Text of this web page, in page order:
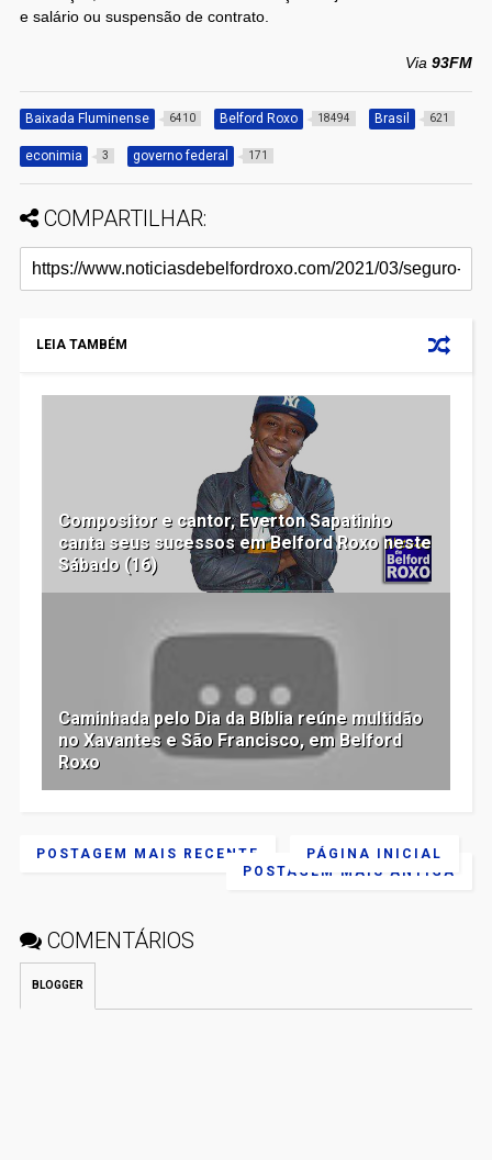
e salário ou suspensão de contrato.
Via93FM
Baixada Fluminense 6410 Belford Roxo 18494 Brasil 621
econimia 3 governo federal 171
COMPARTILHAR:
LEIA TAMBÉM
Compositor e cantor, Everton Sapatinho
canta seus sucessos em Belford Roxo neste
Sábado (16)
Caminhada pelo Dia da Bíblia reúne multidão
no Xavantes e São Francisco, em Belford
Roxo
POSTAGEM MAIS RECENTE
POSTAGEM MAIS ANTIGA
PÁGINA INICIAL
COMENTÁRIOS
BLOGGER